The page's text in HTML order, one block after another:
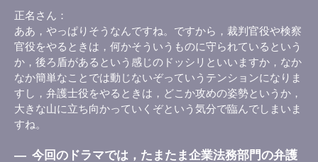
正名さん
ああ，やっぱりそうなんですね。ですから，裁判官役や検察
官役をやるときは，何かそういうものに守られているという
か，後ろ盾があるという感じのドッシリといいますか，なか
なか簡単なことでは動じないぞっていうテンションになりま
すし，弁護士役をやるときは，どこか攻めの姿勢というか，
大きな山に立ち向かっていくぞという気分で臨んでしまいま
すね。
― 今回のドラマでは，たまたま企業法務部門の弁護